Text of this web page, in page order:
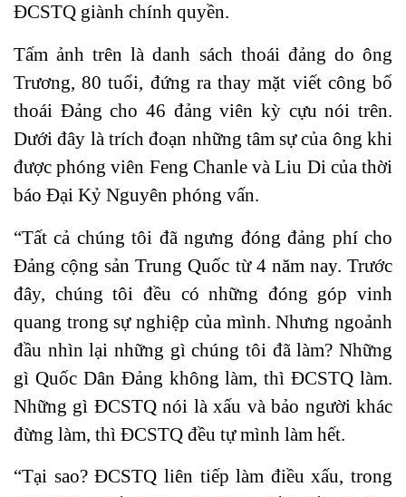
ĐCSTQ giành chính quyền.
Tấm ảnh trên là danh sách thoái đảng do ông
Trương, 80 tuổi, đứng ra thay mặt viết công bố
thoái Đảng cho 46 đảng viên kỳ cựu nói trên.
Dưới đây là trích đoạn những tâm sự của ông khi
được phóng viên Feng Chanle và Liu Di của thời
báo Đại Kỷ Nguyên phóng vấn.
“Tất cả chúng tôi đã ngưng đóng đảng phí cho
Đảng cộng sản Trung Quốc từ 4 năm nay. Trước
đây, chúng tôi đều có những đóng góp vinh
quang trong sự nghiệp của mình. Nhưng ngoảnh
đầu nhìn lại những gì chúng tôi đã làm? Những
gì Quốc Dân Đảng không làm, thì ĐCSTQ làm.
Những gì ĐCSTQ nói là xấu và bảo người khác
đừng làm, thì ĐCSTQ đều tự mình làm hết.
“Tại sao? ĐCSTQ liên tiếp làm điều xấu, trong